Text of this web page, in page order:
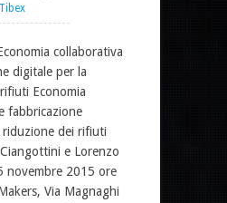
Tibex
collaborativa
digitale per la
Economia
fabbricazione
dei rifiuti
e Lorenzo
novembre 2015 ore
Via Magnaghi